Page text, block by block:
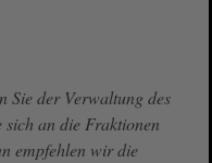
Sie der Verwaltung des
sich an die Fraktionen
empfehlen wir die